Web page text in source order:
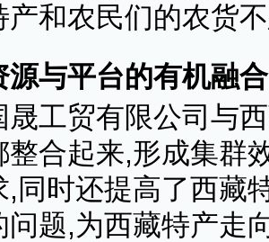
产和农民们的农货
源与平台的有机融合
晟工贸有限公司与
整合起来,形成集群
,同时还提高了西藏
问题,为西藏特产走